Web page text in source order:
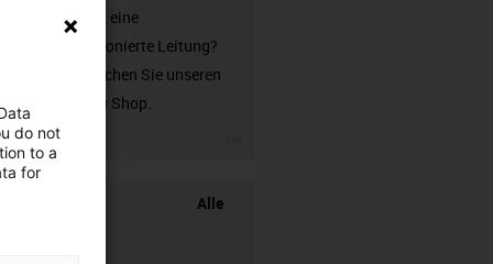
Sie suchen eine
unkonfektionierte Leitung?
Dann besuchen Sie unseren
chainflex® Shop.
Alle
do not
to a
for